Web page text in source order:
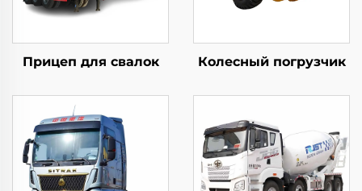
Прицеп для свалок Колесный погрузчик